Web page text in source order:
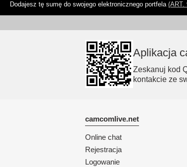
Dodajesz tę sumę do swojego elektronicznego portfela (ART.
Aplikacja
Zeskanuj kod
kontakcie ze
camcomlive.net
Online chat
Rejestracja
Logowanie